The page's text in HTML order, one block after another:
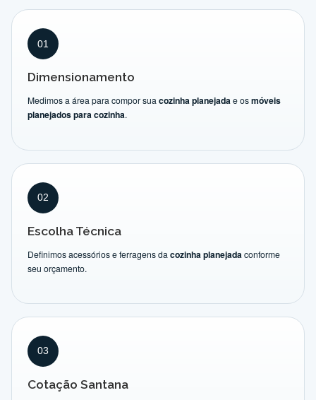
01
Dimensionamento
Medimos a área para compor suacozinha planejadae osmóveis
planejados para cozinha.
02
Escolha Técnica
Definimos acessórios e ferragens da cozinha planejadaconforme
seu orçamento.
03
Cotação Santana